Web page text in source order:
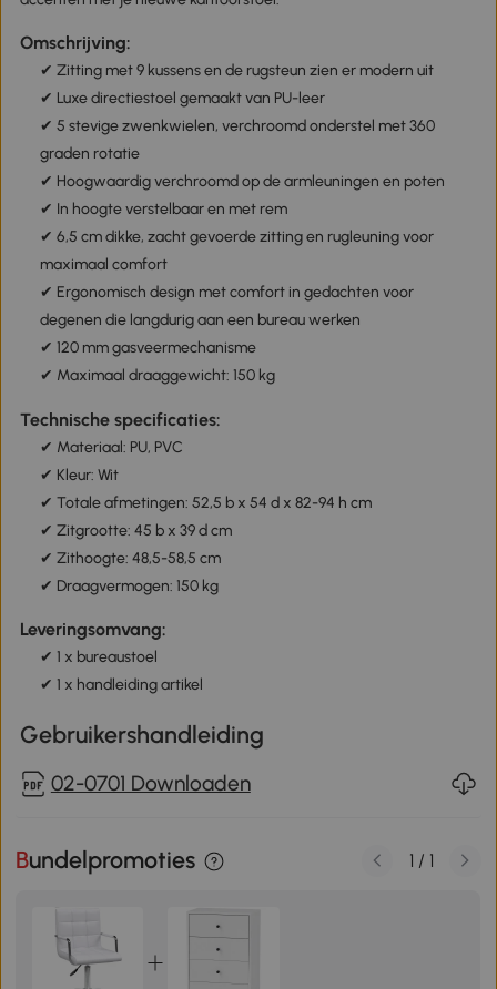
Omschrijving:
✔ Zitting met 9 kussens en de rugsteun zien er modern uit
✔ Luxe directiestoel gemaakt van PU-leer
✔ 5 stevige zwenkwielen, verchroomd onderstel met 360
graden rotatie
✔ Hoogwaardig verchroomd op de armleuningen en poten
✔ In hoogte verstelbaar en met rem
✔ 6,5 cm dikke, zacht gevoerde zitting en rugleuning voor
maximaal comfort
✔ Ergonomisch design met comfort in gedachten voor
degenen die langdurig aan een bureau werken
✔ 120 mm gasveermechanisme
✔ Maximaal draaggewicht: 150 kg
Technische specificaties:
✔ Materiaal: PU, PVC
✔ Kleur: Wit
✔ Totale afmetingen: 52,5 b x 54 d x 82-94 h cm
✔ Zitgrootte: 45 b x 39 d cm
✔ Zithoogte: 48,5-58,5 cm
✔ Draagvermogen: 150 kg
Leveringsomvang:
✔ 1 x bureaustoel
✔ 1 x handleiding artikel
Gebruikershandleiding
02-0701 Downloaden
Bundelpromoties 1 / 1